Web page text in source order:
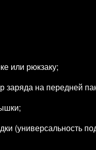
или рюкзаку;
заряда на передней
(универсальность